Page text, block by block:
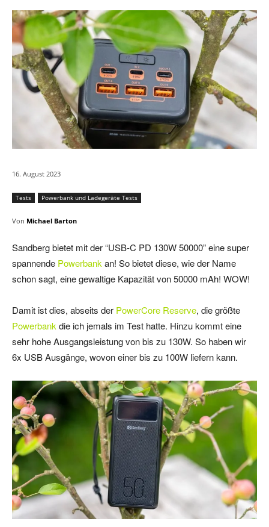
16. August 2023
Tests Powerbank und Ladegeräte Tests
Von Michael Barton
Sandberg bietet mit der “USB-C PD 130W 50000” eine super
spannende Powerbank an! So bietet diese, wie der Name
schon sagt, eine gewaltige Kapazität von 50000 mAh! WOW!
Damit ist dies, abseits der PowerCore Reserve, die größte
Powerbank die ich jemals im Test hatte. Hinzu kommt eine
sehr hohe Ausgangsleistung von bis zu 130W. So haben wir
6x USB Ausgänge, wovon einer bis zu 100W liefern kann.